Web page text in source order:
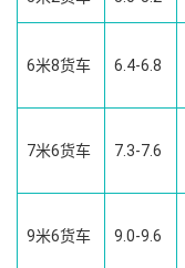
6米8货车 6.4-6.8
7米6货车 7.3-7.6
9米6货车 9.0-9.6